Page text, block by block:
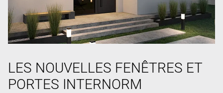
LES NOUVELLES FENÊTRES ET
PORTES INTERNORM